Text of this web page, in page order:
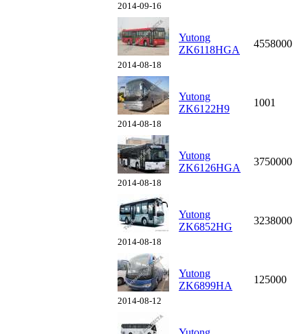
2014-09-16
2014-08-18
Yutong
ZK6118HGA
4558000
2014-08-18
Yutong
ZK6122H9
1001
2014-08-18
Yutong
ZK6126HGA
3750000
2014-08-18
Yutong
ZK6852HG
3238000
2014-08-12
Yutong
ZK6899HA
125000